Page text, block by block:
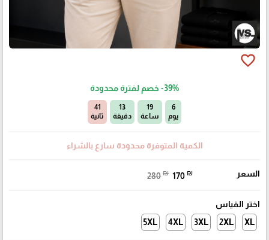
favorite_border
-39% خصم لفترة محدودة
6
يوم
19
ساعة
13
دقيقة
40
ثانية
الكمية المتوفرة محدودة سارع بالشراء
السعر 280 ₪ 170 ₪
اختر القياس
XL
2XL
3XL
4XL
5XL